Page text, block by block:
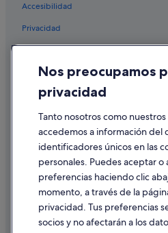
Hoteles con spa en Evia
Hoteles históricos en Evia
Accesibilidad
Privacidad
Condiciones de uso
Información legal/contacto
Pautas sobre el contenido y cómo
Ayuda
Cancelar un vuelo
Cancelar una reserva de hotel o de un
Nos preocupamos
privacidad
Tanto nosotros como nuestros
accedemos a información del
identificadores únicos en las
personales. Puedes aceptar o
preferencias haciendo clic
momento, a través de la
privacidad. Tus preferencias
socios y no afectarán a los